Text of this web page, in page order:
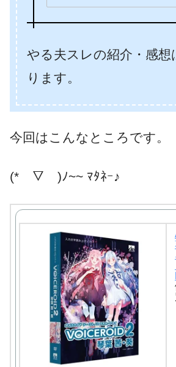
やる夫スレの紹介・感想
ります。
今回はこんなところです。
(*￣▽￣)ﾉ~~ ﾏﾀﾈｰ♪